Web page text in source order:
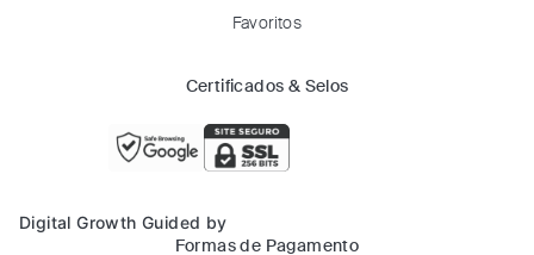
Favoritos
Certificados & Selos
Digital Growth Guided by
Formas de Pagamento